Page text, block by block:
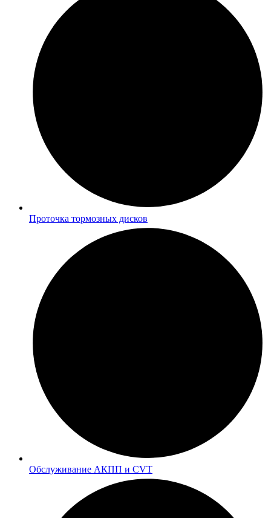
Проточка тормозных дисков
Обслуживание АКПП и CVT